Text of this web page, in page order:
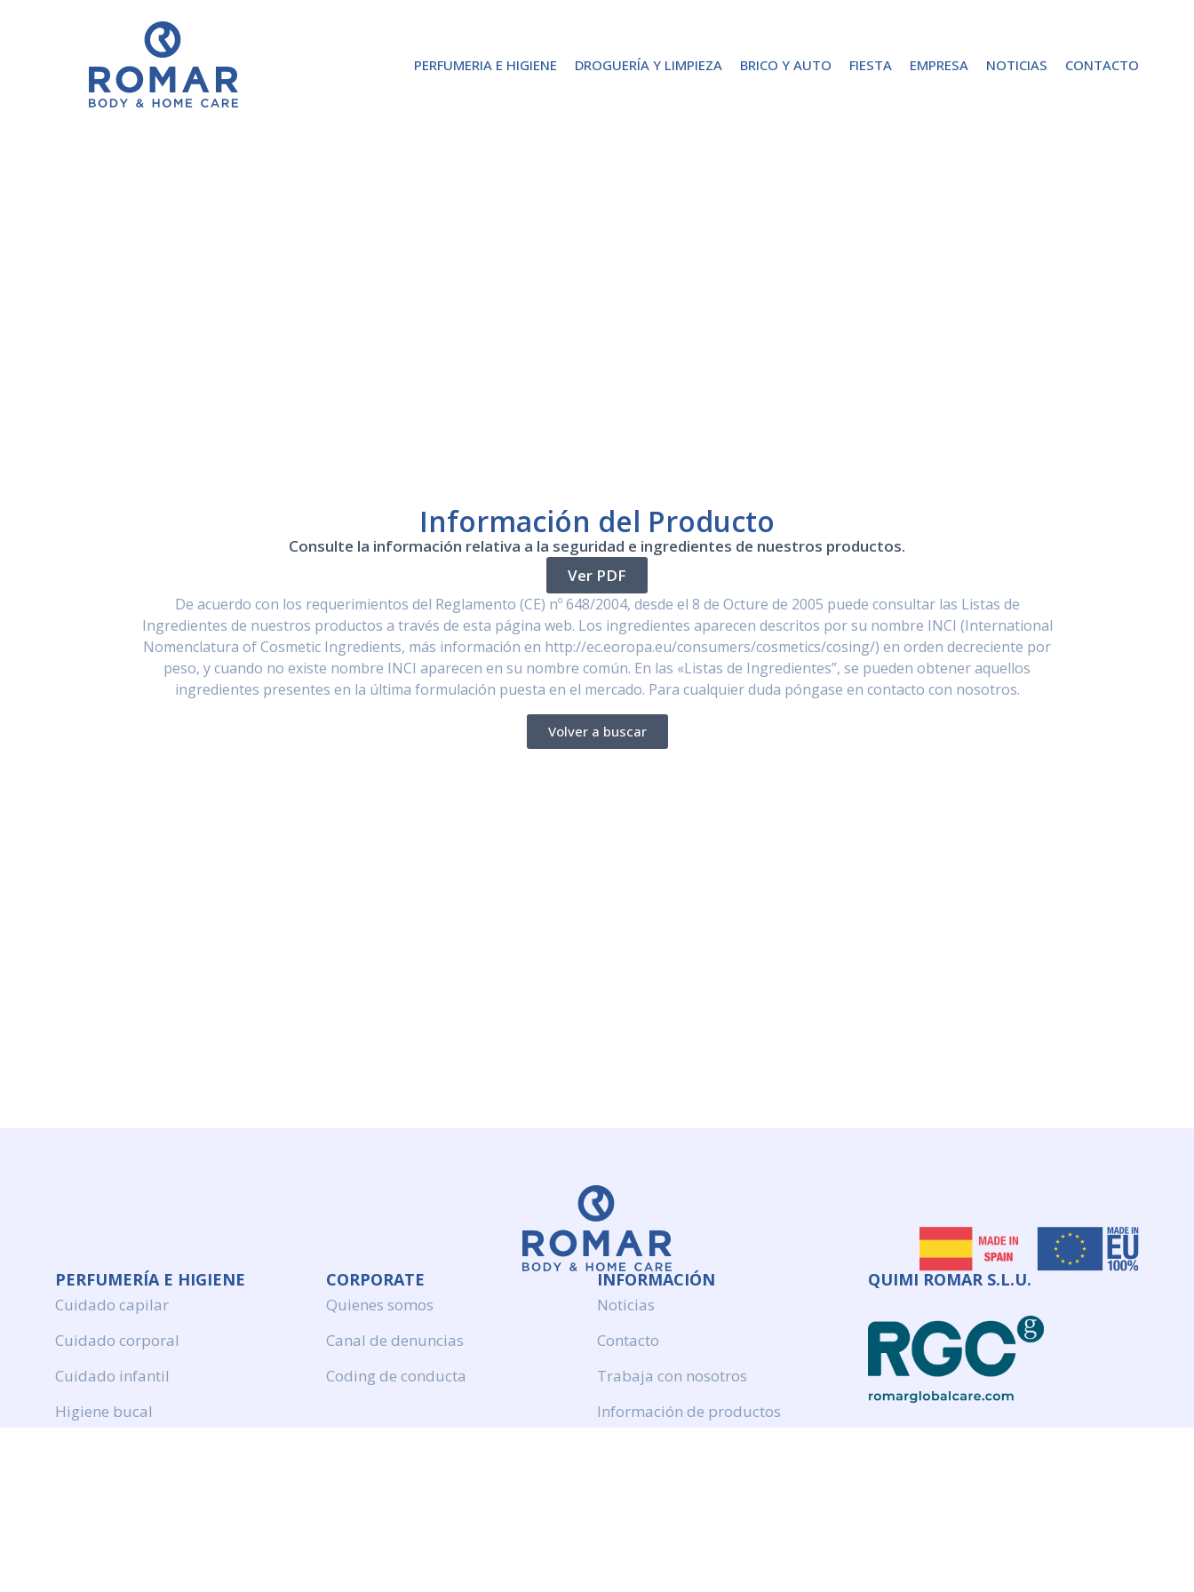
PERFUMERIA E HIGIENE DROGUERÍA Y LIMPIEZA BRICO Y AUTO FIESTA EMPRESA NOTICIAS CONTACTO
Información del Producto
Consulte la información relativa a la seguridad e ingredientes de nuestros productos.
Ver PDF
De acuerdo con los requerimientos del Reglamento (CE) nº 648/2004, desde el 8 de Octure de 2005 puede consultar las Listas de
Ingredientes de nuestros productos a través de esta página web. Los ingredientes aparecen descritos por su nombre INCI (International
Nomenclatura of Cosmetic Ingredients, más información en http://ec.eoropa.eu/consumers/cosmetics/cosing/) en orden decreciente por
peso, y cuando no existe nombre INCI aparecen en su nombre común. En las «Listas de Ingredientes”, se pueden obtener aquellos
ingredientes presentes en la última formulación puesta en el mercado. Para cualquier duda póngase en contacto con nosotros.
Volver a buscar
PERFUMERÍA E HIGIENE
Cuidado capilar
Cuidado corporal
Cuidado infantil
Higiene bucal
CORPORATE
Quienes somos
Canal de denuncias
Coding de conducta
INFORMACIÓN
Noticias
Contacto
Trabaja con nosotros
Información de productos
QUIMI ROMAR S.L.U.